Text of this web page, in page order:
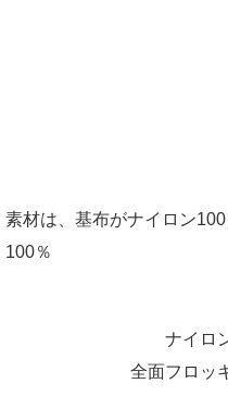
素材は、基布がナイロン
100％
ナイロ
全面フロッ